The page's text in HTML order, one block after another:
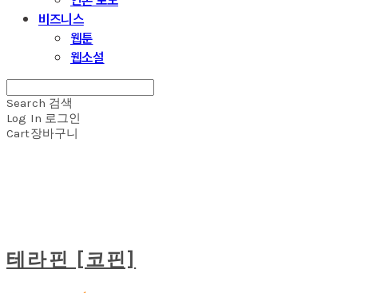
비즈니스
웹툰
웹소설
Search 검색
Log In 로그인
Cart장바구니
테라핀 [코핀]